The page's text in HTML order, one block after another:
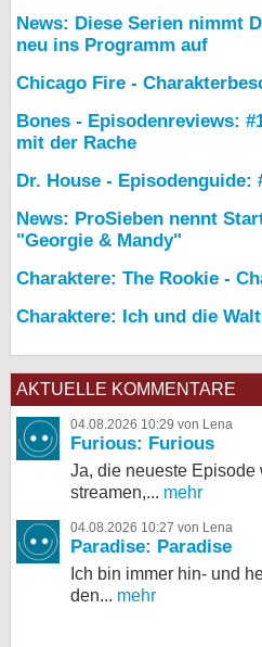
News: Diese Serien nimmt
neu ins Programm auf
Chicago Fire -
Bones - Episodenreviews:
mit der Rache
Dr. House - Episodenguide:
News: ProSieben nennt
"Georgie & Mandy"
Charaktere: The Rookie -
Charaktere: Ich und die
AKTUELLE KOMMENTARE
04.08.2026 10:29 von Lena
Furious: Furious
Ja, die neueste Episode
streamen,... mehr
04.08.2026 10:27 von Lena
Paradise: Paradise
Ich bin immer hin- und
den... mehr